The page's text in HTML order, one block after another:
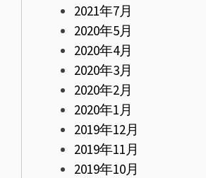
2021年7月
2020年5月
2020年4月
2020年3月
2020年2月
2020年1月
2019年12月
2019年11月
2019年10月